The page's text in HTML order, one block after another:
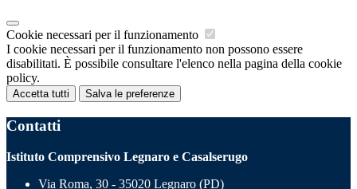
Cookie necessari per il funzionamento
I cookie necessari per il funzionamento non possono essere
disabilitati. È possibile consultare l'elenco nella pagina della cookie
policy.
Accetta tutti Salva le preferenze
Contatti
Istituto Comprensivo Legnaro e Casalserugo
Via Roma, 30 - 35020 Legnaro (PD)